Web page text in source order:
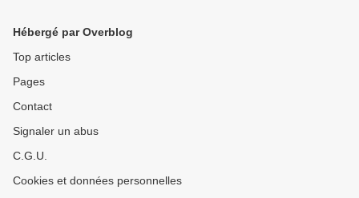
Hébergé par Overblog
Top articles
Pages
Contact
Signaler un abus
C.G.U.
Cookies et données personnelles